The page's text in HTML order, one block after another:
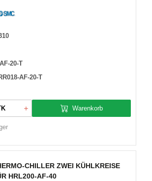
20-T
AF-20-T
Warenkorb
CHILLER ZWEI KÜHLKREISE
HRL200-AF-40